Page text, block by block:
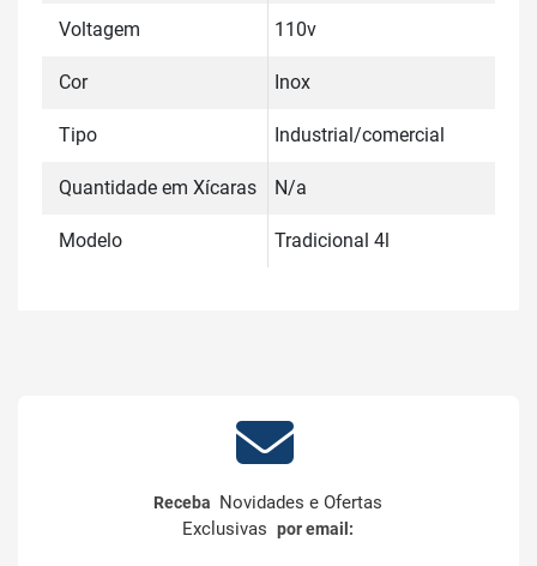
Voltagem 110v
Cor Inox
Tipo Industrial/comercial
Quantidade em Xícaras N/a
Modelo Tradicional 4l
Receba Novidades e Ofertas
Exclusivaspor email: